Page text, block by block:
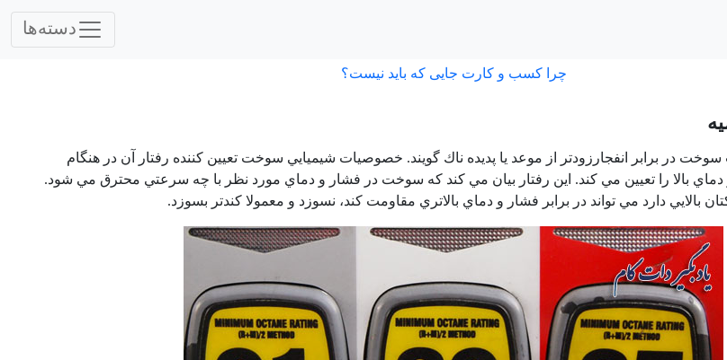
دسته‌ها
چرا کسب و کارت جایی که باید نیست؟
در برابر انفجارزودتر از موعد يا پديده ناك گويند. خصوصيات شيميايي سوخت تعيين كننده رفتار آن در هنگام
دماي بالا را تعيين مي كند. اين رفتار بيان مي كند كه سوخت در فشار و دماي مورد نظر با چه سرعتي محترق مي شود.
بالايي دارد مي تواند در برابر فشار و دماي بالاتري مقاومت كند، نسوزد و معمولا كندتر بسوزد.